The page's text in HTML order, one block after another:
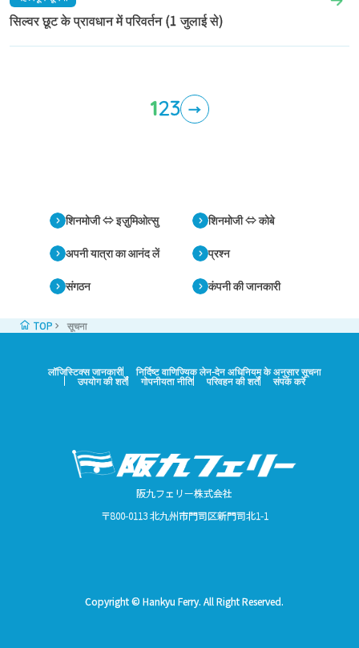
सिल्वर छूट के प्रावधान में परिवर्तन (1 जुलाई से)
123 →
शिनमोजी ⇔ इज़ुमिओत्सु शिनमोजी ⇔ कोबे
अपनी यात्रा का आनंद लें प्रश्न
संगठन कंपनी की जानकारी
TOP सूचना
लॉजिस्टिक्स जानकारी निर्दिष्ट वाणिज्यिक लेन-देन अधिनियम के अनुसार सूचना
उपयोग की शर्तें गोपनीयता नीति परिवहन की शर्तें संपर्क करें
阪九フェリー株式会社
〒800-0113 北九州市門司区新門司北1-1
Copyright © Hankyu Ferry. All Right Reserved.